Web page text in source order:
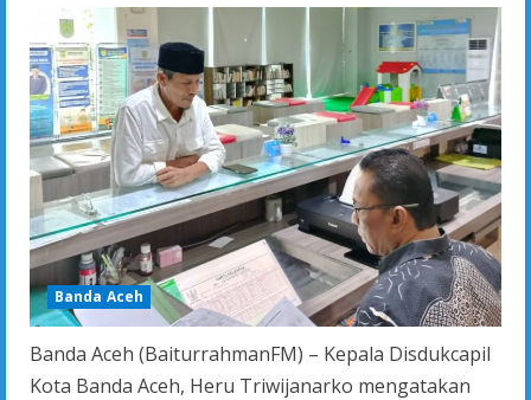
Banda Aceh
Banda Aceh (BaiturrahmanFM) – Kepala Disdukcapil
Kota Banda Aceh, Heru Triwijanarko mengatakan